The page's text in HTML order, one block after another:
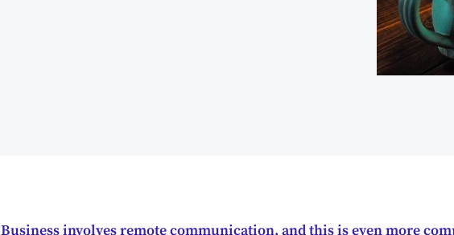
Business involves remote communication, and this is even more